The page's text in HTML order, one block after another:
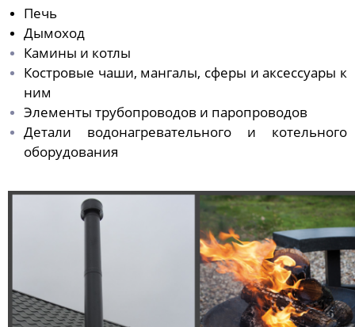
Печь
Дымоход
Камины и котлы
Костровые чаши, мангалы, сферы и аксессуары к
ним
Элементы трубопроводов и паропроводов
Детали водонагревательного и котельного
оборудования